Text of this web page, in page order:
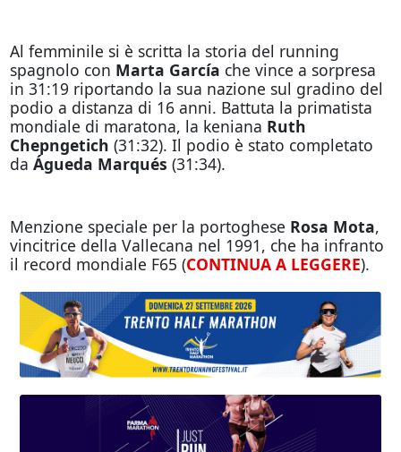
Al femminile si è scritta la storia del running
spagnolo con Marta García che vince a sorpresa
in 31:19 riportando la sua nazione sul gradino del
podio a distanza di 16 anni. Battuta la primatista
mondiale di maratona, la keniana Ruth
Chepngetich (31:32). Il podio è stato completato
da Águeda Marqués (31:34).
Menzione speciale per la portoghese Rosa Mota,
vincitrice della Vallecana nel 1991, che ha infranto
il record mondiale F65 (CONTINUA A LEGGERE).